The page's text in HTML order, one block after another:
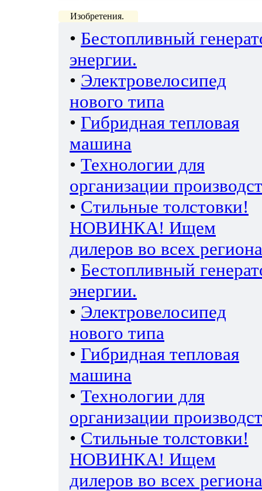
Изобретения.
• Бестопливный
энергии.
• Электровелосипед
нового типа
• Гибридная тепловая
машина
• Технологии для
организации
• Стильные толстовки!
НОВИНКА! Ищем
дилеров во всех
• Бестопливный
энергии.
• Электровелосипед
нового типа
• Гибридная тепловая
машина
• Технологии для
организации
• Стильные толстовки!
НОВИНКА! Ищем
дилеров во всех